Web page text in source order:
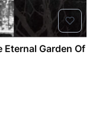
Eternal Garden Of